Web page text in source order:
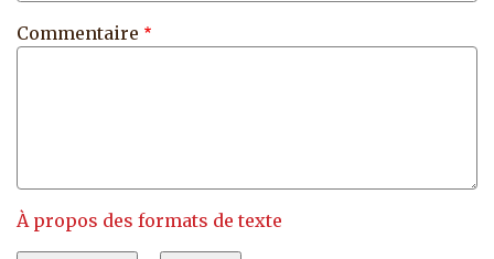
Commentaire
À propos des formats de texte